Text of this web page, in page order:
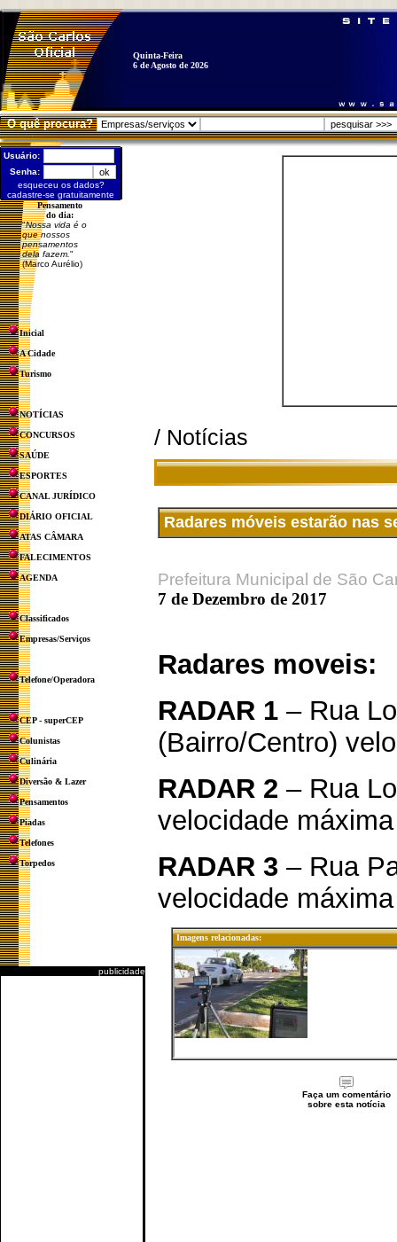
Quinta-Feira
6 de Agosto de 2026
O quê procura?
Usuário:
Senha:
esqueceu os dados?
cadastre-se gratuitamente
Pensamento
do dia:
"Nossa vida é o
que nossos
pensamentos
dela fazem. "
(Marco Aurélio)
Inicial
A Cidade
Turismo
NOTÍCIAS
CONCURSOS
SAÚDE
ESPORTES
CANAL JURÍDICO
DIÁRIO OFICIAL
ATAS CÂMARA
FALECIMENTOS
AGENDA
Classificados
Empresas/Serviços
Telefone/Operadora
CEP - superCEP
Colunistas
Culinária
Diversão & Lazer
Pensamentos
Piadas
Telefones
Torpedos
publicidade
/ Notícias
Radares móveis estarão nas
Prefeitura Municipal de São
7 de Dezembro de 2017
Radares moveis:
RADAR 1 – Rua
(Bairro/Centro)
RADAR 2 – Rua
velocidade
RADAR 3 – Rua
velocidade
Imagens relacionadas:
Faça um comentário
sobre esta notícia